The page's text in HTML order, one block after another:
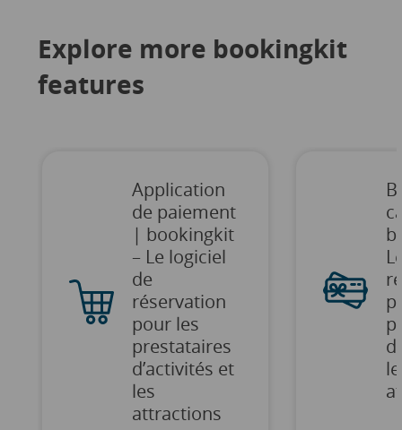
Explore more bookingkit
features
Application
de paiement
| bookingkit
– Le logiciel
de
réservation
pour les
prestataires
d’activités et
les
attractions